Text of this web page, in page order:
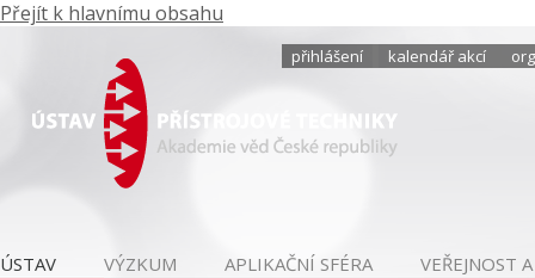
Přejít k hlavnímu obsahu
přihlášení kalendář akcí
ÚSTAV VÝZKUM APLIKAČNÍ SFÉRA
VEŘEJNOST